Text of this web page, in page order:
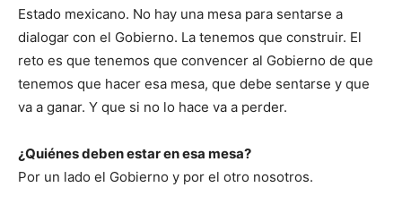
Estado mexicano. No hay una mesa para sentarse a
dialogar con el Gobierno. La tenemos que construir. El
reto es que tenemos que convencer al Gobierno de que
tenemos que hacer esa mesa, que debe sentarse y que
va a ganar. Y que si no lo hace va a perder.
¿Quiénes deben estar en esa mesa?
Por un lado el Gobierno y por el otro nosotros.